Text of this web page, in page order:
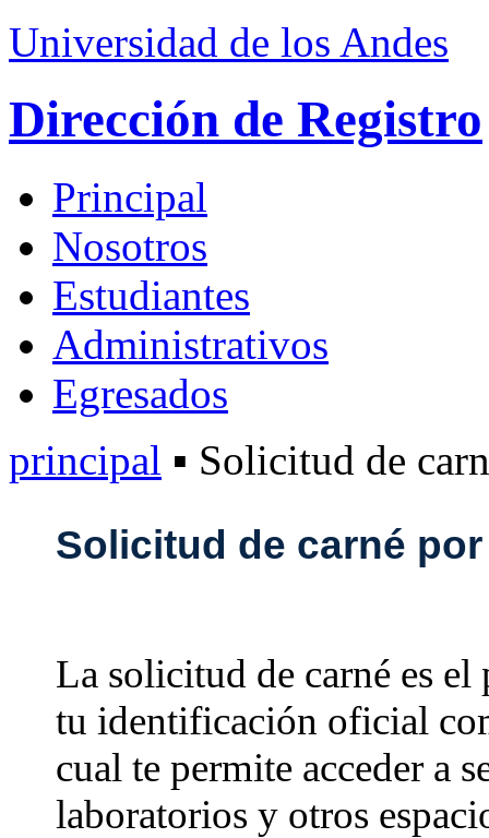
Universidad de los Andes
Dirección de Registro
Principal
Nosotros
Estudiantes
Administrativos
Egresados
principal ▪ Solicitud de
Solicitud de carné
La solicitud de carné es el
tu identificación oficial
cual te permite acceder a
laboratorios y otros